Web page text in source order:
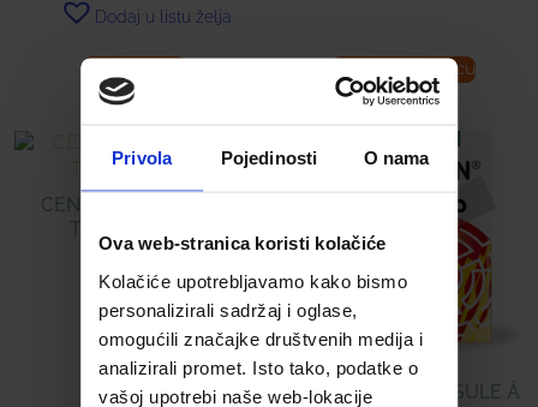
Privola Pojedinosti O nama
Ova web-stranica koristi kolačiće
Kolačiće upotrebljavamo kako bismo
personalizirali sadržaj i oglase,
omogućili značajke društvenih medija i
analizirali promet. Isto tako, podatke o
vašoj upotrebi naše web-lokacije
Dodaj u listu želja
Pročitaj više Dodaj u košaricu
CENTRAVIT ENERGY
TABLETE Á 50
18,99€
ANTISKLERIN KAPSULE Á